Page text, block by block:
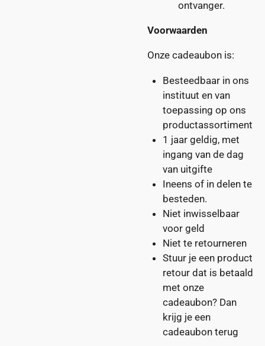
ontvanger.
Voorwaarden
Onze cadeaubon is:
Besteedbaar in ons
instituut en van
toepassing op ons
productassortiment
1 jaar geldig, met
ingang van de dag
van uitgifte
Ineens of in delen te
besteden.
Niet inwisselbaar
voor geld
Niet te retourneren
Stuur je een product
retour dat is betaald
met onze
cadeaubon? Dan
krijg je een
cadeaubon terug